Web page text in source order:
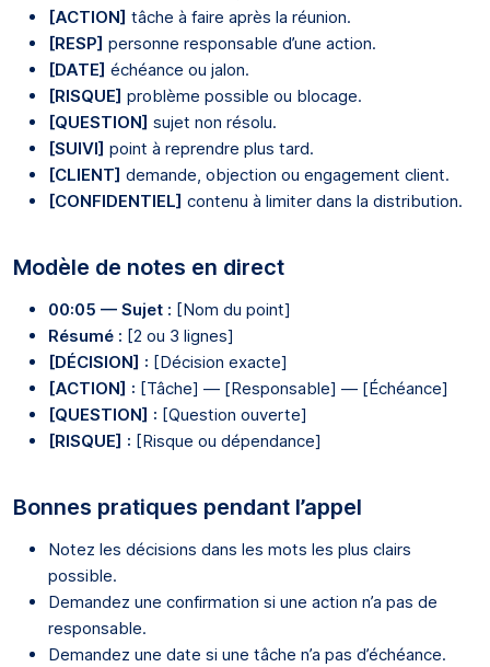
[ACTION] tâche à faire après la réunion.
[RESP] personne responsable d’une action.
[DATE] échéance ou jalon.
[RISQUE] problème possible ou blocage.
[QUESTION] sujet non résolu.
[SUIVI] point à reprendre plus tard.
[CLIENT] demande, objection ou engagement client.
[CONFIDENTIEL] contenu à limiter dans la distribution.
Modèle de notes en direct
00:05 — Sujet : [Nom du point]
Résumé : [2 ou 3 lignes]
[DÉCISION] : [Décision exacte]
[ACTION] : [Tâche] — [Responsable] — [Échéance]
[QUESTION] : [Question ouverte]
[RISQUE] : [Risque ou dépendance]
Bonnes pratiques pendant l’appel
Notez les décisions dans les mots les plus clairs
possible.
Demandez une confirmation si une action n’a pas de
responsable.
Demandez une date si une tâche n’a pas d’échéance.